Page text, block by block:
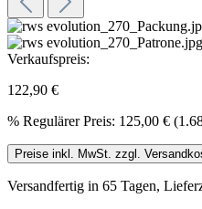
Verkaufspreis:
122,90 €
% Regulärer Preis: 125,00 €
Preise inkl. MwSt. zzgl.
Versandfertig in 65 Tagen,